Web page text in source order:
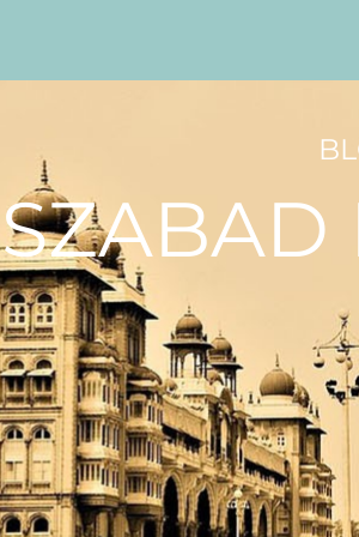
SZABAD